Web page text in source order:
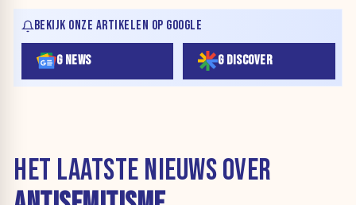
BEKIJK ONZE ARTIKELEN OP GOOGLE
G NEWS G DISCOVER
HET LAATSTE NIEUWS OVER